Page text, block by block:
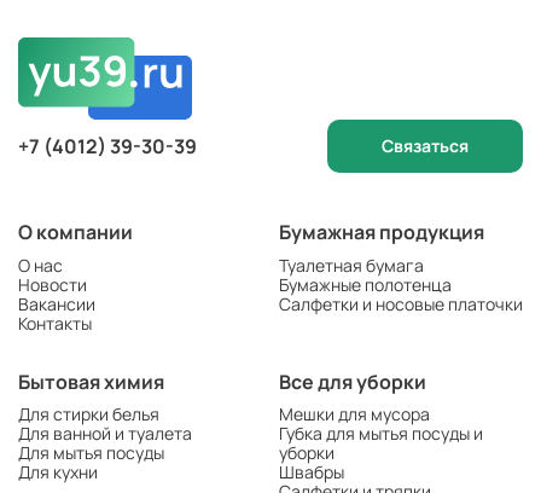
+7 (4012) 39-30-39 Связаться
О компании
О нас
Новости
Вакансии
Контакты
Бумажная продукция
Туалетная бумага
Бумажные полотенца
Салфетки и носовые платочки
Бытовая химия
Для стирки белья
Для ванной и туалета
Для мытья посуды
Для кухни
Все для уборки
Мешки для мусора
Губка для мытья посуды и
уборки
Швабры